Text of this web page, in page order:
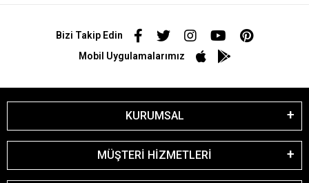
Bizi Takip Edin
Mobil Uygulamalarımız
KURUMSAL
MÜŞTERİ HİZMETLERİ